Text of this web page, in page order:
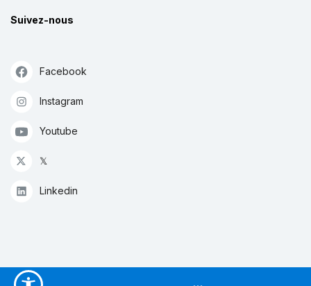
Suivez-nous
Facebook
Instagram
Youtube
𝕏
Linkedin